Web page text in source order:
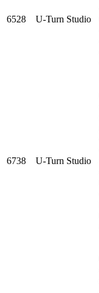
6528 U-Turn Studio
6738 U-Turn Studio